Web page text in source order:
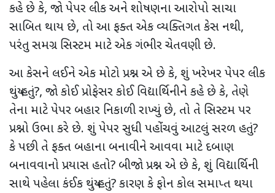
કહે છે કે, જો પેપર લીક અને શોષણના આરોપો સાચા
સાબિત થાય છે, તો આ ફક્ત એક વ્યક્તિગત કેસ નથી,
પરંતુ સમગ્ર સિસ્ટમ માટે એક ગંભીર ચેતવણી છે.
આ કેસને લઈને એક મોટો પ્રશ્ન એ છે કે, શું ખરેખર પેપર લીક
થયું હતું?, જો કોઈ પ્રોફેસર કોઈ વિદ્યાર્થિનીને કહે છે કે, તેણે
તેના માટે પેપર બહાર નિકાળી રાખ્યું છે, તો તે સિસ્ટમ પર
પ્રશ્નો ઉભા કરે છે. શું પેપર સુધી પહોંચવું આટલું સરળ હતું?
કે પછી તે ફક્ત બહાના બનાવીને આવવા માટે દબાણ
બનાવવાનો પ્રયાસ હતો? બીજો પ્રશ્ન એ છે કે, શું વિદ્યાર્થિની
સાથે પહેલા કંઈક થયું હતું?કારણ કે ફોન કોલ સમાપ્ત થયા